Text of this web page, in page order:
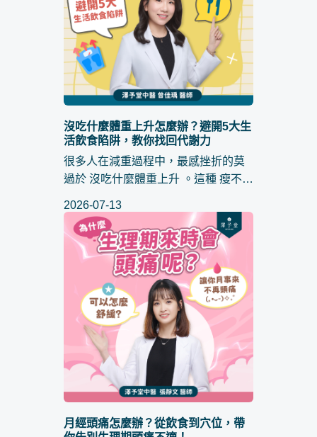
沒吃什麼體重上升怎麼辦？避開5大生
活飲食陷阱，教你找回代謝力
很多人在減重過程中，最感挫折的莫
過於 沒吃什麼體重上升 。這種 瘦不下
多，而是身體的「運化功能」出了問
題。當代謝廢物無法排除，水濕與痰
濁在體內囤積，就算只喝...
2026-07-13
月經頭痛怎麼辦？從飲食到穴位，帶